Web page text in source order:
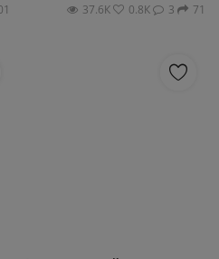
37.6К 0.8К 3 71